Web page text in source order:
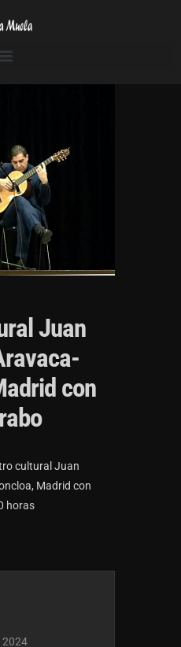
Juan
con
cultural Juan
Madrid con
horas
2024